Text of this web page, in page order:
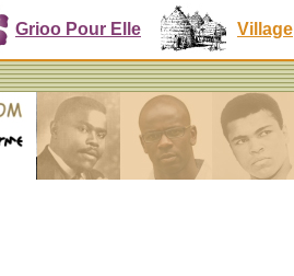
Grioo Pour Elle Village